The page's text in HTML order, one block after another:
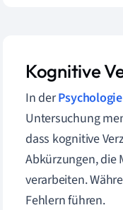
Kognitive
In derPsychologie
Untersuchung
dass kognitive
Abkürzungen, die
verarbeiten.
Fehlern führen.